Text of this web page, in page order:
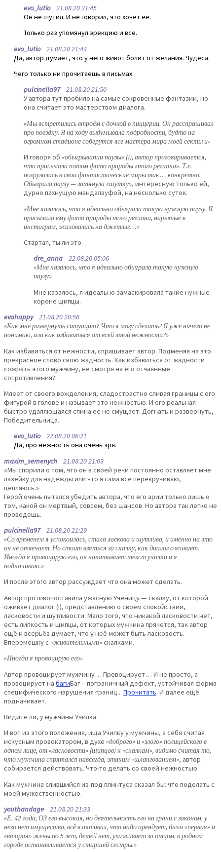
evo_lutio21.08.20 21:45
Он не шутил. И не говорил, что хочет ее.
Только раз упомянул эрекцию и все.
evo_lutio21.08.20 21:44
Да, автор думает, что у него живот болит от желания. Чудеса.
Чего только ни прочитаешь в письмах.
pulcinella9721.08.20 21:50
У автора тут пробило на самые сокровенные фантазии, но
она считает это мастерством диалога.
«Мы встретились втроём с дочкой в пиццерии. Он расспрашивал
про поездку. Я на ходу выдумывала подробности, будто на
огромном стадионе соберутся все мастера мира моей секты и»
И говоря об «обыгрывании паузы» (!), автор проговаривается,
что присылала потом фото природы «того региона». Т.е.
погрузилась в свои фантастические миры так… конкретно.
Обыграла паузу — затянула «шутку», интересную только ей,
дурно пахнущую мандалауфой, на несколько суток.
«Мне казалось, что я идеально обыграла такую нужную паузу. Я
присылала ему фото природы того региона, нарытые в
инстаграм, жаловалась на джетлэг…»
Стартап, ты ли это.
dre_anna 22.08.20 05:06
«Мне казалось, что я идеально обыграла такую нужную
паузу»
Мне казалось, я идеально замаскировала такие нужные
короне щипцы.
evahappy21.08.20 20:56
«Как мне развернуть ситуацию? Что я могу сделать? Я уже ничего не
понимаю, или как избавиться от всей этой нежности?»
Как избавиться от нежности, спрашивает автор. Подменяя на это
прекрасное слово свою жадность. Как избавиться от жадности
сожрать этого мужчину, не смотря на его отчаянные
сопротивления?
Млеет от своего вожделения, сладострастно сливая границы с его
фигурой в голове и называет это нежностью. И его реальная
быстро удаляющаяся спина ее не смущает. Догнать и развернуть,
Победительница.
evo_lutio22.08.20 06:21
Да, про нежность она очень зря.
maxim_semenych 21.08.20 21:03
«Мы спорили о том, что он в своей речи постоянно оставляет мне
лазейку для надежды или что я сама всё перекручиваю,
цепляюсь.»
Герой очень пытался убедить автора, что его арии только лишь о
том, какой он мертвый, совсем, без шансов. Но автора так легко не
проведешь.
pulcinella9721.08.20 21:29
«Со временем я успокоилась, стала ласкова и шутлива, и именно на это
он не отвечает. Но стоит взяться за скалку, как диалог оживает.
Иногда я провоцирую его, он накатывает текст училки и я
подначиваю.»
И после этого автор рассуждает что она может сделать.
Автор противопоставила ужасную Ученицу — скалку, от которой
оживает диалог (!), представлению о своём спокойствии,
ласковости и шутливости. Мало того, что никакой ласковости нет,
есть липкость и щипцы, от которых мужчина прячется, так автор
ещё и всерьёз думает, что у неё может быть ласковость.
Вперемешку с «живительными»скалками.
«Иногда я провоцирую его»
Автор провоцирует мужчину… Провоцирует… И не просто, а
провоцирует на багиБаг – пограничный дефект, устойчивая форма
специфического нарушения границ... Прочитать. И далее ещё
подначивает.
Видите ли, у мужчины Училка.
И вот из этого положения, ища Училку у мужчины, а себя считая
искусным провокатором, в духе «доброго» и «злого» полицейского в
одном лице, от «ласковости» (щипцов) к «скалкам», видимо считая то,
что мужчина спрятался навсегда, этаким «шлангованием», автор
собирается действовать. Что-то делать со своей нежностью.
Как мужчина слившийся из-под плинтуса сказал бы: что поделать с
моей мужественностью.
youthandage 21.08.20 21:33
«Е. 42 года, ОЗ его высокая, но деятельность его на грани с законом, у
него нет имущества, всё в активах, что надо арендует, были «первая» и
«вторая» жены по 5 лет, детей нет, ухаживает за отцом, в родном
городе останавливается у старшей сестры.»